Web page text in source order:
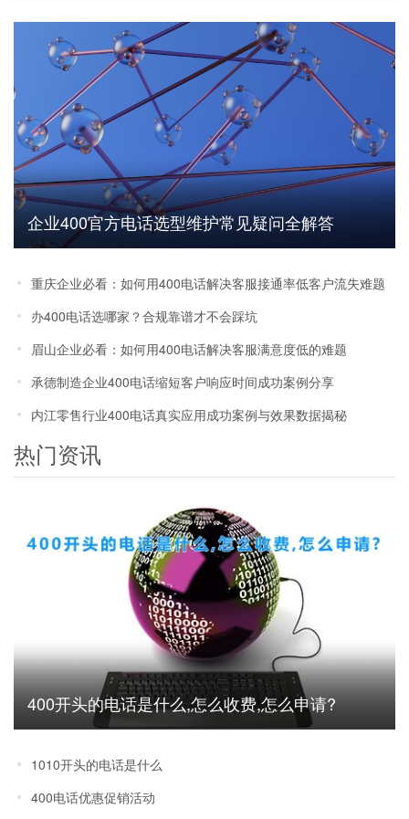
企业400官方电话选型维护常见疑问全解答
重庆企业必看：如何用400电话解决客服接通率低客户流失难题
办400电话选哪家？合规靠谱才不会踩坑
眉山企业必看：如何用400电话解决客服满意度低的难题
承德制造企业400电话缩短客户响应时间成功案例分享
内江零售行业400电话真实应用成功案例与效果数据揭秘
热门资讯
400开头的电话是什么,怎么收费,怎么申请?
1010开头的电话是什么
400电话优惠促销活动